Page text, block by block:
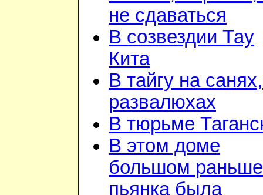
не сдаваться
В созвездии Тау
Кита
В тайгу на
развалюхах
В тюрьме
В этом доме
большом раньше
пьянка была